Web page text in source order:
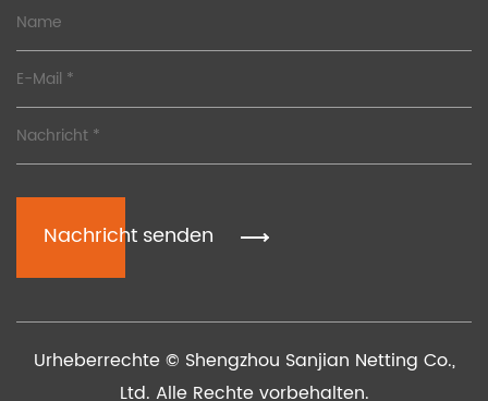
Nachricht senden
Urheberrechte © Shengzhou Sanjian Netting Co.,
Ltd. Alle Rechte vorbehalten.